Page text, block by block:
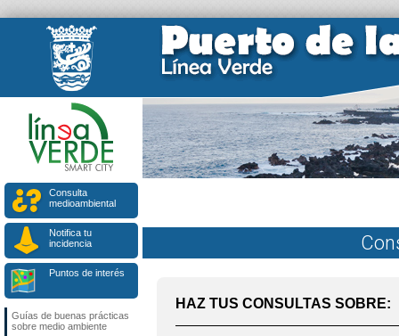
Consulta
medioambiental
Notifica tu
incidencia
Puntos de interés
Guías de buenas prácticas
sobre medio ambiente
HAZ TUS CONSULTAS SOBRE: